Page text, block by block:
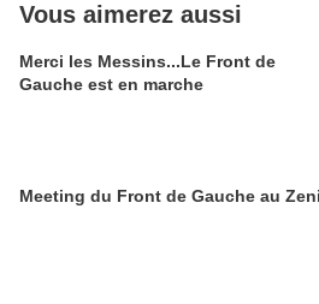
Vous aimerez aussi
Merci les Messins...Le Front de
Gauche est en marche
Meeting du Front de Gauche au